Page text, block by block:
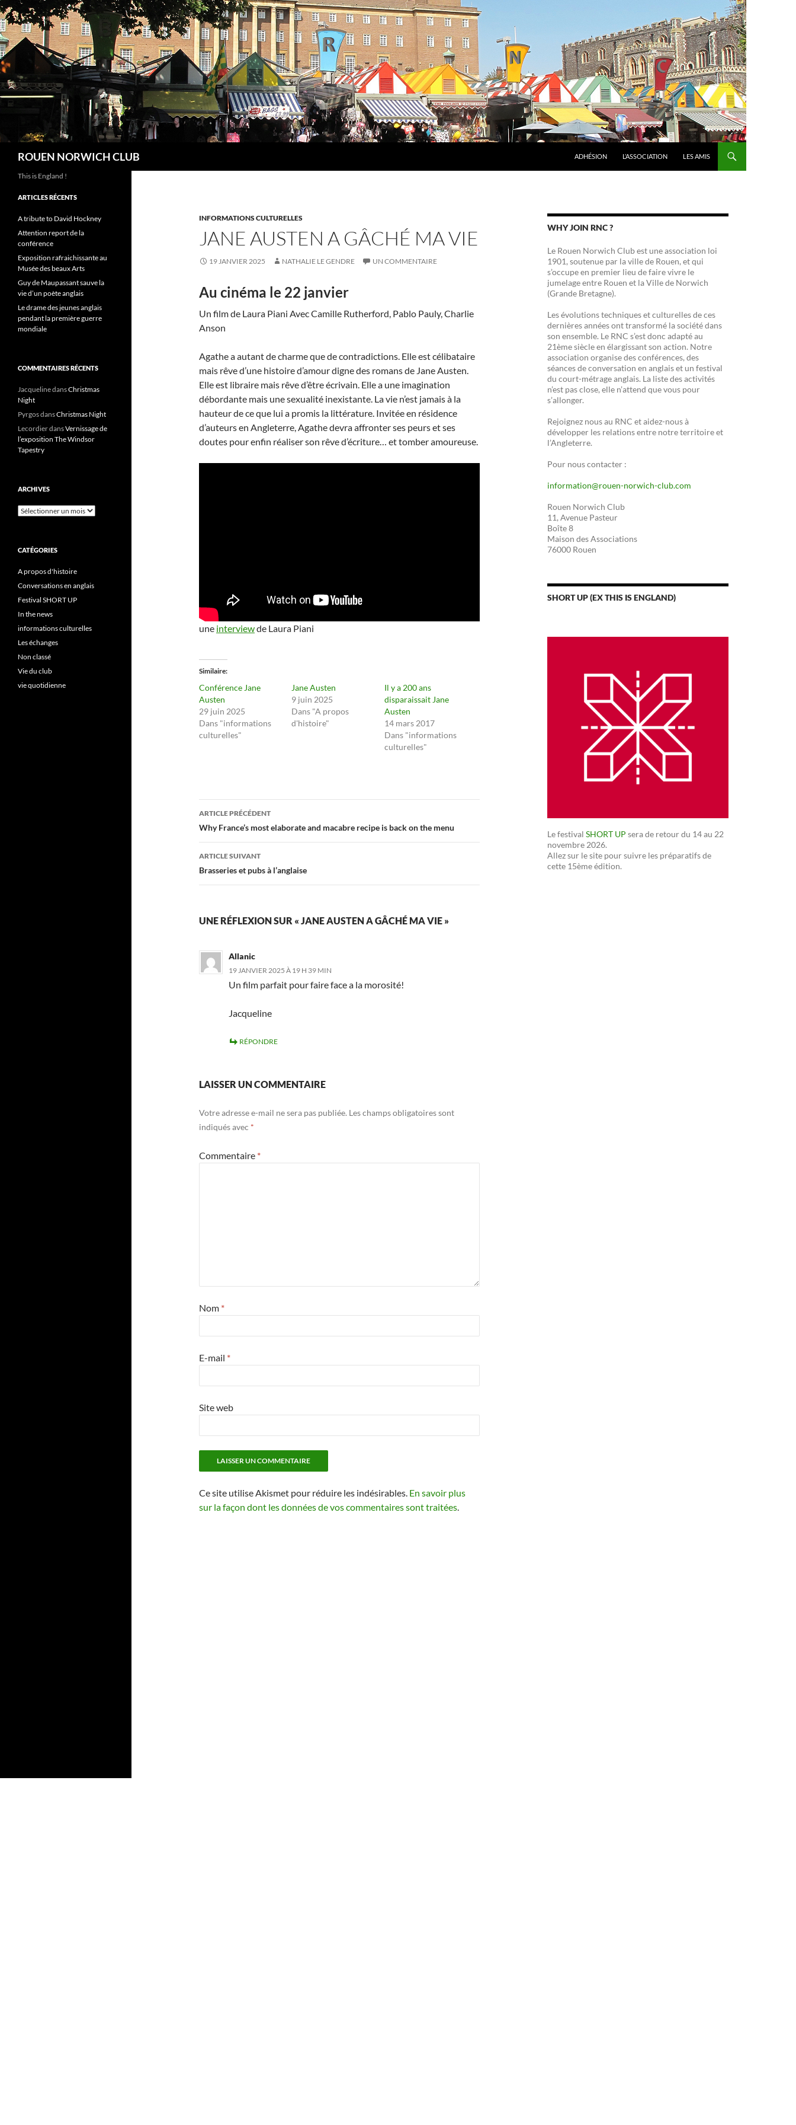
Aller
au
contenu
ROUEN NORWICH CLUB ADHÉSION L’ASSOCIATION LES AMIS
INFORMATIONS CULTURELLES
JANE AUSTEN A GÂCHÉ MA VIE
19 JANVIER 2025 NATHALIE LE GENDRE UN COMMENTAIRE
Au cinéma le 22 janvier
Un film de Laura Piani Avec Camille Rutherford, Pablo Pauly, Charlie
Anson
Agathe a autant de charme que de contradictions. Elle est célibataire
mais rêve d’une histoire d’amour digne des romans de Jane Austen.
Elle est libraire mais rêve d’être écrivain. Elle a une imagination
débordante mais une sexualité inexistante. La vie n’est jamais à la
hauteur de ce que lui a promis la littérature. Invitée en résidence
d’auteurs en Angleterre, Agathe devra affronter ses peurs et ses
doutes pour enfin réaliser son rêve d’écriture… et tomber amoureuse.
une interviewde Laura Piani
Similaire
Conférence Jane
Austen
29 juin 2025
Dans "informations
culturelles"
Jane Austen
9 juin 2025
Dans "A propos
d'histoire"
Il y a 200 ans
disparaissait Jane
Austen
14 mars 2017
Dans "informations
culturelles"
Navigation
des
articles
ARTICLE PRÉCÉDENT
Why France’s most elaborate and macabre recipe is back on the menu
ARTICLE SUIVANT
Brasseries et pubs à l’anglaise
UNE RÉFLEXION SUR « JANE AUSTEN A GÂCHÉ MA VIE »
Allanic
19 JANVIER 2025 À 19 H 39 MIN
Un film parfait pour faire face a la morosité!
Jacqueline
RÉPONDRE
LAISSER UN COMMENTAIRE
Votre adresse e-mail ne sera pas publiée. Les champs obligatoires sont
indiqués avec *
Commentaire *
Nom *
E-mail *
Site web
Ce site utilise Akismet pour réduire les indésirables. En savoir plus
sur la façon dont les données de vos commentaires sont traitées
WHY JOIN RNC ?
Le Rouen Norwich Club est une association loi
1901, soutenue par la ville de Rouen, et qui
s’occupe en premier lieu de faire vivre le
jumelage entre Rouen et la Ville de Norwich
(Grande Bretagne).
Les évolutions techniques et culturelles de ces
dernières années ont transformé la société dans
son ensemble. Le RNC s’est donc adapté au
21ème siècle en élargissant son action. Notre
association organise des conférences, des
séances de conversation en anglais et un festival
du court-métrage anglais. La liste des activités
n’est pas close, elle n’attend que vous pour
s’allonger.
Rejoignez nous au RNC et aidez-nous à
développer les relations entre notre territoire et
l’Angleterre.
Pour nous contacter :
information@rouen-norwich-club.com
Rouen Norwich Club
11, Avenue Pasteur
Boîte 8
Maison des Associations
76000 Rouen
SHORT UP (EX THIS IS ENGLAND)
Le festival SHORT UP sera de retour du 14 au 22
novembre 2026.
Allez sur le site pour suivre les préparatifs de
cette 15ème édition.
This is England !
ARTICLES RÉCENTS
A tribute to David Hockney
Attention report de la
conférence
Exposition rafraichissante au
Musée des beaux Arts
Guy de Maupassant sauve la
vie d’un poète anglais
Le drame des jeunes anglais
pendant la première guerre
mondiale
COMMENTAIRES RÉCENTS
JacquelinedansChristmas
Night
PyrgosdansChristmas Night
LecordierdansVernissage de
l’exposition The Windsor
Tapestry
ARCHIVES
Archives
CATÉGORIES
A propos d'histoire
Conversations en anglais
Festival SHORT UP
In the news
informations culturelles
Les échanges
Non classé
Vie du club
vie quotidienne